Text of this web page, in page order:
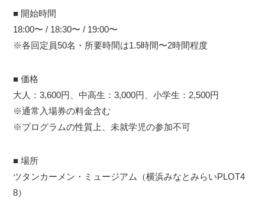
■ 開始時間
18:00〜 / 18:30〜 / 19:00〜
※各回定員50名・所要時間は1.5時間〜2時間程度
■ 価格
大人：3,600円、中高生：3,000円、小学生：2,500円
※通常入場券の料金含む
※プログラムの性質上、未就学児の参加不可
■ 場所
ツタンカーメン・ミュージアム（横浜みなとみらいPLOT4
8）